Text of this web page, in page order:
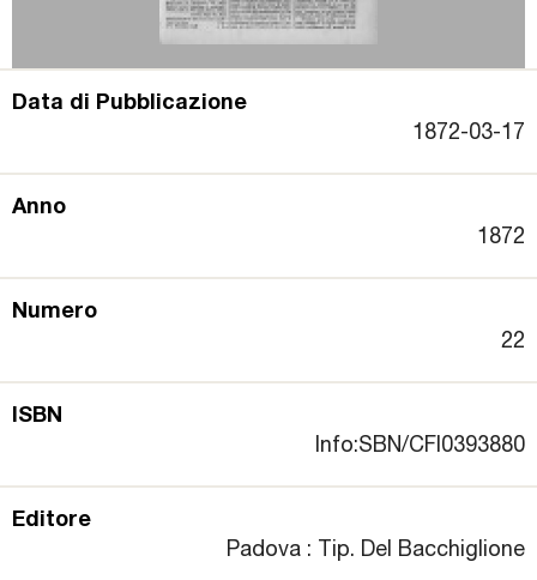
Data di Pubblicazione
1872-03-17
Anno
1872
Numero
22
ISBN
Info:SBN/CFI0393880
Editore
Padova : Tip. Del Bacchiglione